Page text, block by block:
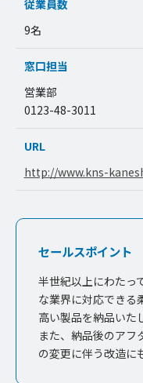
従業員数
9名
窓口担当
営業部
0123-48-3011
URL
http://www.kns-
セールスポイント
半世紀以上にわたっ
な業界に対応できる
高い製品を納品いた
また、納品後のアフ
の変更に伴う改造に